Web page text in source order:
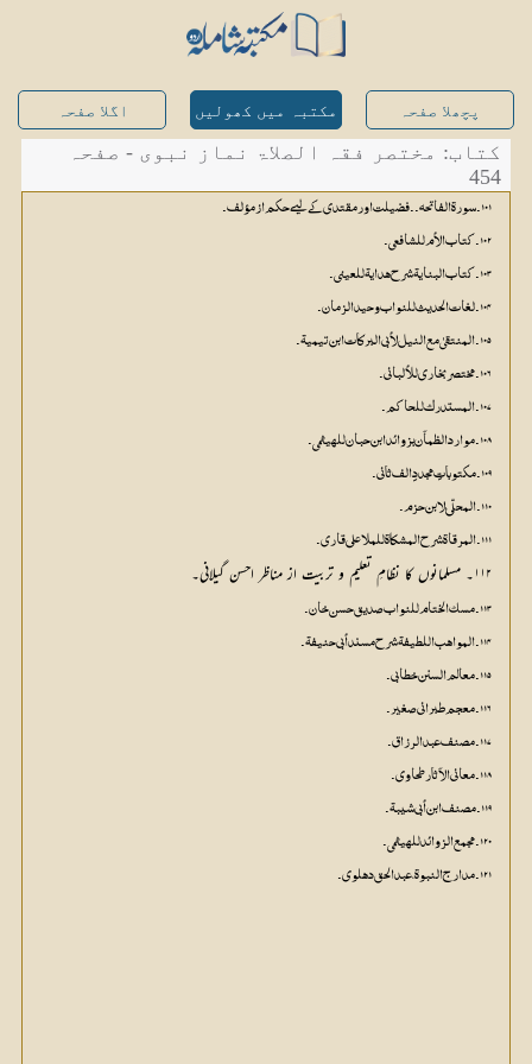
پچھلا صفحہ مکتبہ میں کھولیں اگلا صفحہ
کتاب: مختصر فقہ الصلاۃ نماز نبوی - صفحہ
454
۱۰۱۔ سورۃ الفاتحہ۔۔ فضیلت اور مقتدی کے لیے حکم از مؤلف۔
۱۰۲۔ کتاب الأم للشافعي۔
۱۰۳۔ کتاب البنایۃ شرح ہدایۃ للعیني۔
۱۰۴۔ لغات الحدیث للنواب وحید الزمان۔
۱۰۵۔ المنتقیٰ مع النیل لأبي البرکات ابن تیمیۃ۔
۱۰۶۔ مختصر بخاري للألباني۔
۱۰۷۔ المستدرک للحاکم۔
۱۰۸۔ موارد الظمآن بزوائد ابن حبان للھیثمي۔
۱۰۹۔ مکتوباتِ مجددِ الف ثاني۔
۱۱۰۔ المحلّیٰ لابن حزم۔
۱۱۱۔ المرقاۃ شرح المشکاۃ للملا علی قاری۔
۱۱۲۔ مسلمانوں کا نظامِ تعلیم و تربیت از مناظر احسن گیلانی۔
۱۱۳۔ مسک الختام للنواب صدیق حسن خان۔
۱۱۴۔ المواہب اللطیفۃ شرح مسند أبي حنیفۃ۔
۱۱۵۔ معالم السنن خطابي۔
۱۱۶۔ معجم طبراني صغیر۔
۱۱۷۔ مصنف عبد الرزاق۔
۱۱۸۔ معاني الآثار طحاوي۔
۱۱۹۔ مصنف ابن أبي شیبۃ۔
۱۲۰۔ مجمع الزوائد للھیثمي۔
۱۲۱۔ مدارج النبوۃ، عبدالحق دھلوي۔